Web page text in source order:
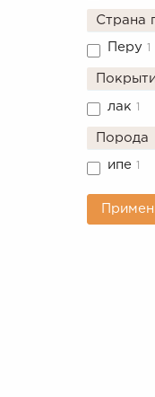
Страна
Перу
лак 1
Порода
ипе 1